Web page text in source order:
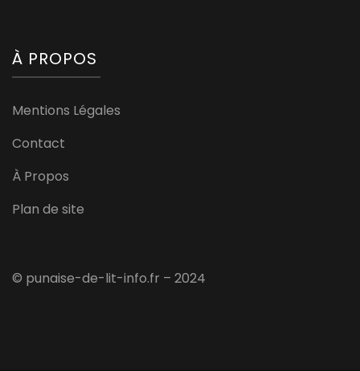
À PROPOS
Mentions Légales
Contact
À Propos
Plan de site
© punaise-de-lit-info.fr – 2024